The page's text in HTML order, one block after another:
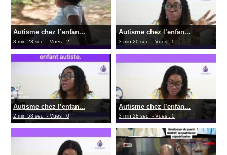
Autisme chez l’enfan...
3 min 23 sec - Vues : 2
Autisme chez l’enfan...
3 min 20 sec - Vues : 0
Autisme chez l’enfan...
2 min 58 sec - Vues : 0
Autisme chez l’enfan...
3 min 28 sec - Vues : 0